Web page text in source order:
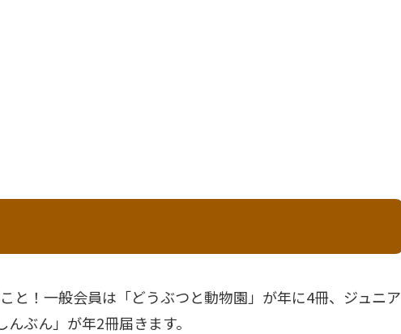
こと！一般会員は「どうぶつと動物園」が年に4冊、ジュニア
ぶん」が年2冊届きます。